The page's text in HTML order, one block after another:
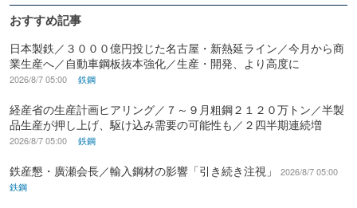
おすすめ記事
日本製鉄／３０００億円投じた名古屋・新熱延ライン／今月から商
業生産へ／自動車鋼板抜本強化／生産・開発、より高度に
2026/8/7 05:00 鉄鋼
経産省の生産計画ヒアリング／７～９月粗鋼２１２０万トン／半製
品生産が押し上げ、駆け込み需要の可能性も／２四半期連続増
2026/8/7 05:00 鉄鋼
鉄産懇・廣瀬会長／輸入鋼材の影響「引き続き注視」
2026/8/7 05:00
鉄鋼